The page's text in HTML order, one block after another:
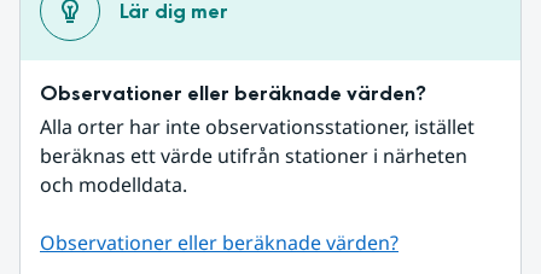
Lär dig mer
Observationer eller beräknade värden?
Alla orter har inte observationsstationer, istället
beräknas ett värde utifrån stationer i närheten
och modelldata.
Observationer eller beräknade värden?